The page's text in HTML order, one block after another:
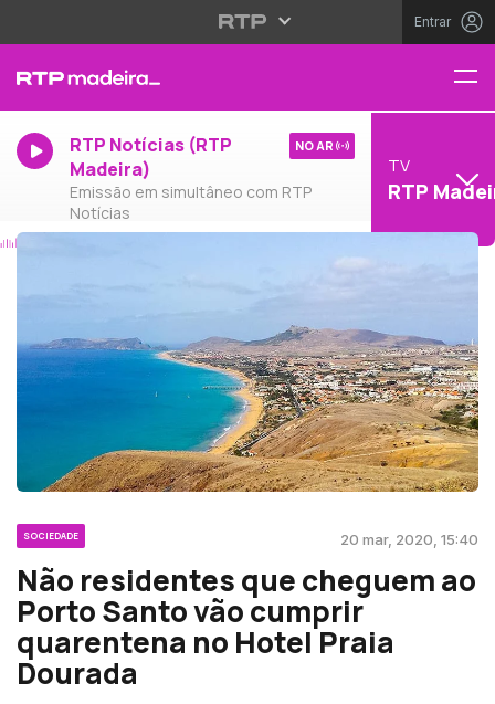
Entrar
RTP Notícias (RTP
Madeira)
Emissão em simultâneo com RTP
Notícias
NO AR
TV
RTP
SOCIEDADE 20 mar, 2020, 15:40
Não residentes que cheguem ao
Porto Santo vão cumprir
quarentena no Hotel Praia
Dourada